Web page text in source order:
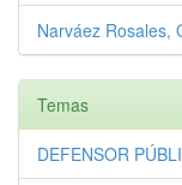
Narváez Rosales,
Temas
DEFENSOR